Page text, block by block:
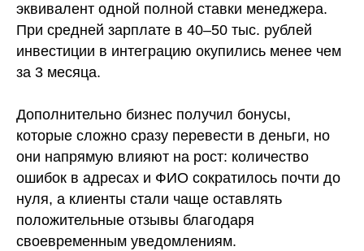
эквивалент одной полной ставки менеджера.
При средней зарплате в 40–50 тыс. рублей
инвестиции в интеграцию окупились менее чем
за 3 месяца.
Дополнительно бизнес получил бонусы,
которые сложно сразу перевести в деньги, но
они напрямую влияют на рост: количество
ошибок в адресах и ФИО сократилось почти до
нуля, а клиенты стали чаще оставлять
положительные отзывы благодаря
своевременным уведомлениям.